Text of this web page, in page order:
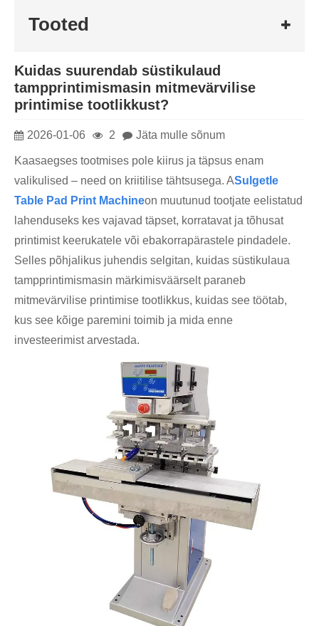
Tooted
Kuidas suurendab süstikulaud
tampprintimismasin mitmevärvilise
printimise tootlikkust?
2026-01-06 2 Jäta mulle sõnum
Kaasaegses tootmises pole kiirus ja täpsus enam
valikulised – need on kriitilise tähtsusega. ASulgetle
Table Pad Print Machineon muutunud tootjate eelistatud
lahenduseks kes vajavad täpset, korratavat ja tõhusat
printimist keerukatele või ebakorrapärastele pindadele.
Selles põhjalikus juhendis selgitan, kuidas süstikulaua
tampprintimismasin märkimisväärselt paraneb
mitmevärvilise printimise tootlikkus, kuidas see töötab,
kus see kõige paremini toimib ja mida enne
investeerimist arvestada.